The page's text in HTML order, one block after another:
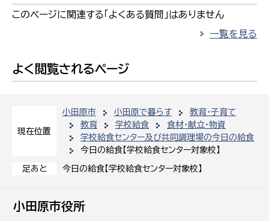
現在位置
小田原市 小田原で暮らす
教育・子育て
教育
学校給食
食材・献立・物資
学校給食センター及び共同調理場の今日の給食
今日の給食【学校給食センター対象校】
足あと 今日の給食【学校給食センター対象校】
このページに関連する「よくある質問」はありません
一覧を見る
よく閲覧されるページ
小田原市役所